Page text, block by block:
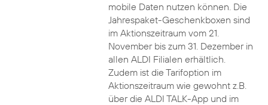
mobile Daten nutzen können. Die
Jahrespaket-Geschenkboxen sind
im Aktionszeitraum vom 21.
November bis zum 31. Dezember in
allen ALDI Filialen erhältlich.
Zudem ist die Tarifoption im
Aktionszeitraum wie gewohnt z.B.
über die ALDI TALK-App und im